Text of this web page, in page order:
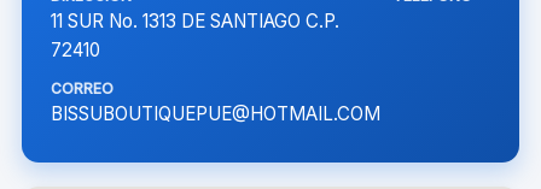
11 SUR No. 1313 DE SANTIAGO C.P.
72410
CORREO
BISSUBOUTIQUEPUE@HOTMAIL.COM